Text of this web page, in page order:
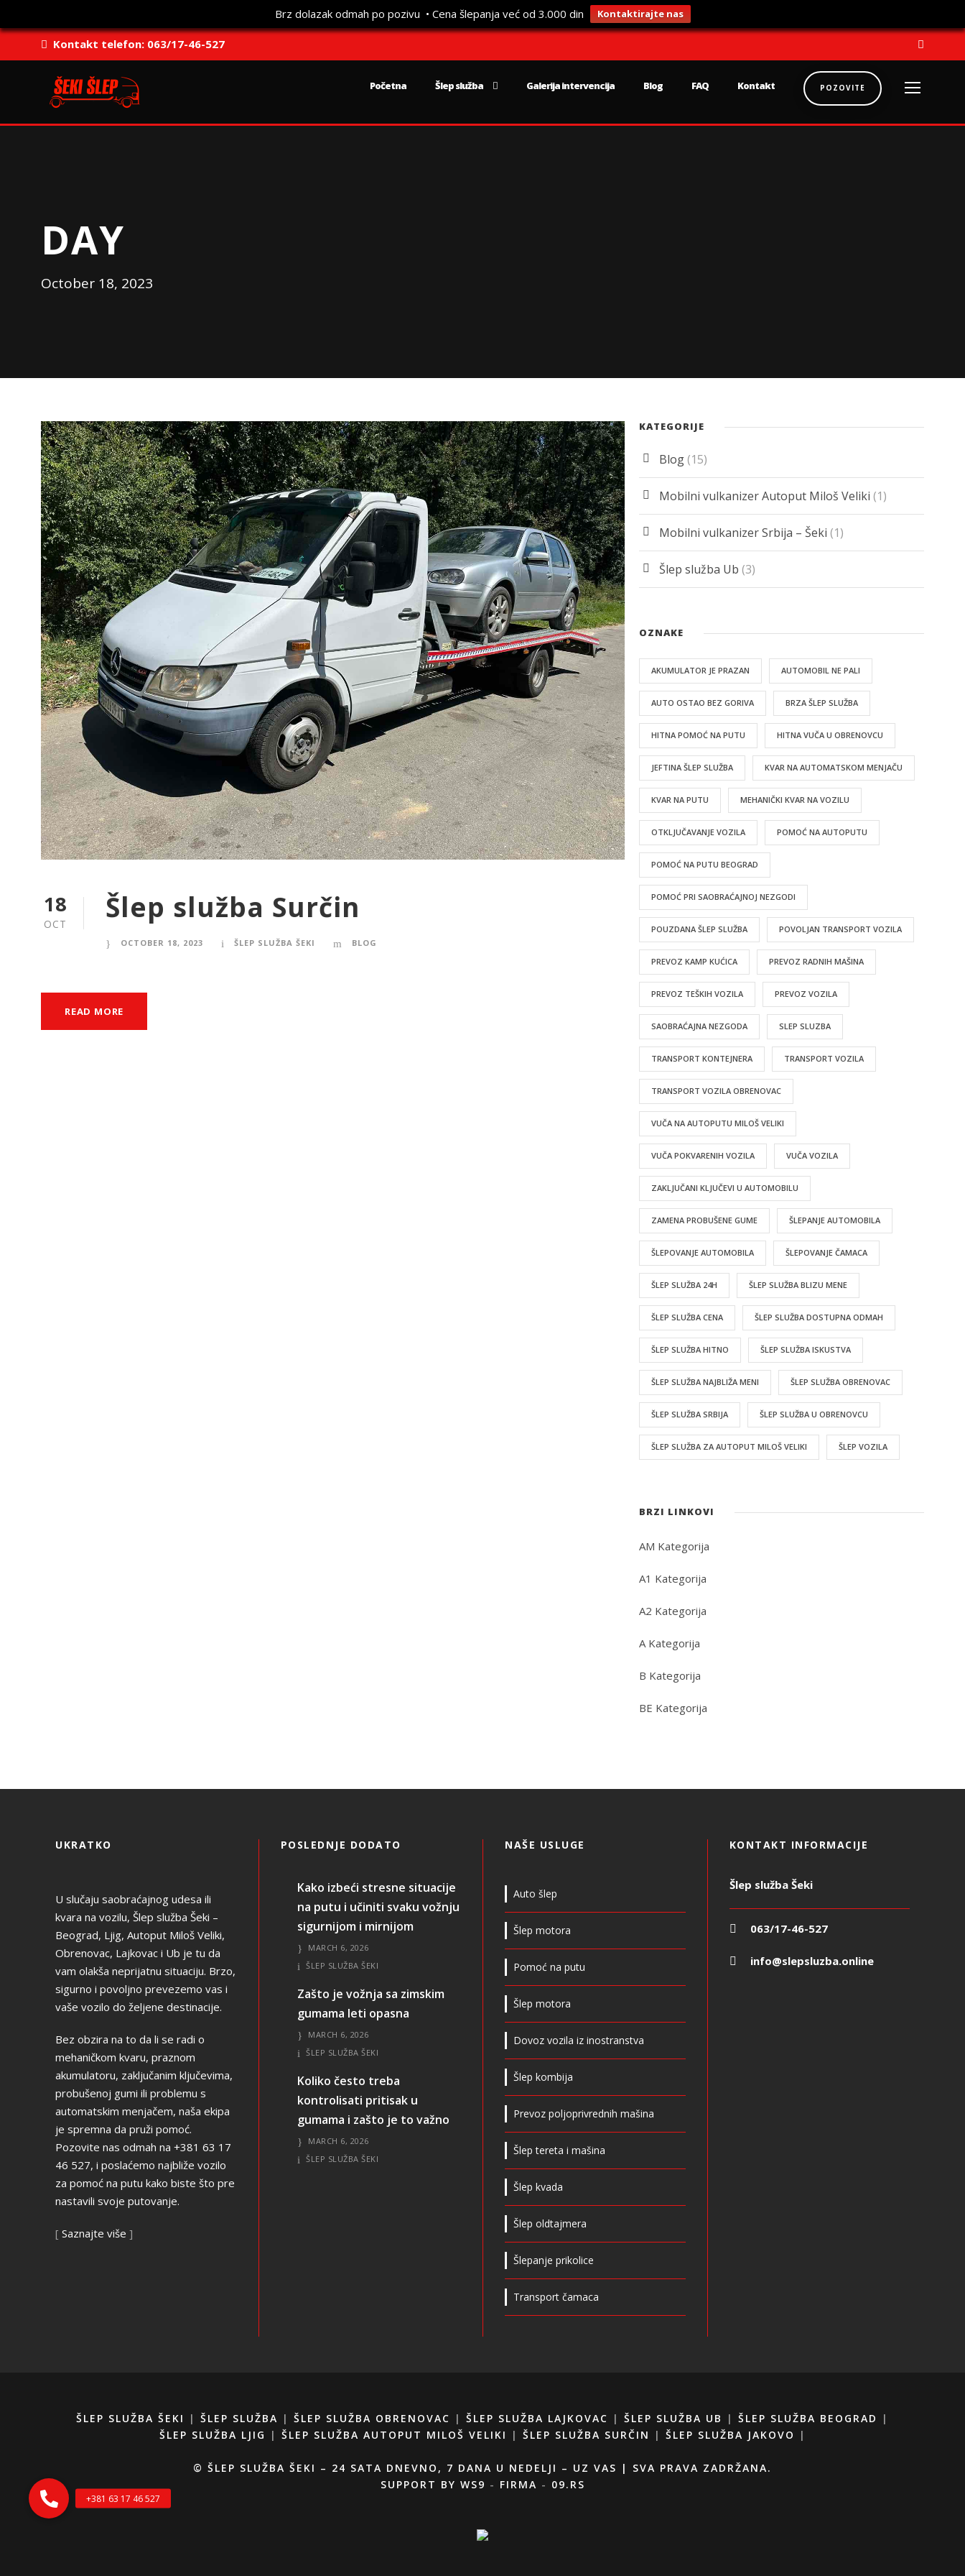
Brz dolazak odmah po pozivu • Cena šlepanja već od 3.000 din Kontaktirajte nas
Kontakt telefon: 063/17-46-527
Početna Šlep služba Galerija intervencija Blog FAQ Kontakt POZOVITE
DAY
October 18, 2023
18
OCT Šlep služba Surčin
OCTOBER 18, 2023 ŠLEP SLUŽBA ŠEKI BLOG
READ MORE
KATEGORIJE
Blog(15)
Mobilni vulkanizer Autoput Miloš Veliki (1)
Mobilni vulkanizer Srbija – Šeki (1)
Šlep služba Ub (3)
OZNAKE
AKUMULATOR JE PRAZAN AUTOMOBIL NE PALI
AUTO OSTAO BEZ GORIVA BRZA ŠLEP SLUŽBA
HITNA POMOĆ NA PUTU HITNA VUČA U OBRENOVCU
JEFTINA ŠLEP SLUŽBA KVAR NA AUTOMATSKOM MENJAČU
KVAR NA PUTU MEHANIČKI KVAR NA VOZILU
OTKLJUČAVANJE VOZILA POMOĆ NA AUTOPUTU
POMOĆ NA PUTU BEOGRAD
POMOĆ PRI SAOBRAĆAJNOJ NEZGODI
POUZDANA ŠLEP SLUŽBA POVOLJAN TRANSPORT VOZILA
PREVOZ KAMP KUĆICA PREVOZ RADNIH MAŠINA
PREVOZ TEŠKIH VOZILA PREVOZ VOZILA
SAOBRAĆAJNA NEZGODA SLEP SLUZBA
TRANSPORT KONTEJNERA TRANSPORT VOZILA
TRANSPORT VOZILA OBRENOVAC
VUČA NA AUTOPUTU MILOŠ VELIKI
VUČA POKVARENIH VOZILA VUČA VOZILA
ZAKLJUČANI KLJUČEVI U AUTOMOBILU
ZAMENA PROBUŠENE GUME ŠLEPANJE AUTOMOBILA
ŠLEPOVANJE AUTOMOBILA ŠLEPOVANJE ČAMACA
ŠLEP SLUŽBA 24H ŠLEP SLUŽBA BLIZU MENE
ŠLEP SLUŽBA CENA ŠLEP SLUŽBA DOSTUPNA ODMAH
ŠLEP SLUŽBA HITNO ŠLEP SLUŽBA ISKUSTVA
ŠLEP SLUŽBA NAJBLIŽA MENI ŠLEP SLUŽBA OBRENOVAC
ŠLEP SLUŽBA SRBIJA ŠLEP SLUŽBA U OBRENOVCU
ŠLEP SLUŽBA ZA AUTOPUT MILOŠ VELIKI ŠLEP VOZILA
BRZI LINKOVI
AM Kategorija
A1 Kategorija
A2 Kategorija
A Kategorija
B Kategorija
BE Kategorija
UKRATKO
U slučaju saobraćajnog udesa ili
kvara na vozilu, Šlep služba Šeki –
Beograd, Ljig, Autoput Miloš Veliki,
Obrenovac, Lajkovac i Ub je tu da
vam olakša neprijatnu situaciju. Brzo,
sigurno i povoljno prevezemo vas i
vaše vozilo do željene destinacije.
Bez obzira na to da li se radi o
mehaničkom kvaru, praznom
akumulatoru, zaključanim ključevima,
probušenoj gumi ili problemu s
automatskim menjačem, naša ekipa
je spremna da pruži pomoć.
Pozovite nas odmah na +381 63 17
46 527, i poslaćemo najbliže vozilo
za pomoć na putu kako biste što pre
nastavili svoje putovanje.
[ Saznajte više ]
POSLEDNJE DODATO
Kako izbeći stresne situacije
na putu i učiniti svaku vožnju
sigurnijom i mirnijom
MARCH 6, 2026
ŠLEP SLUŽBA ŠEKI
Zašto je vožnja sa zimskim
gumama leti opasna
MARCH 6, 2026
ŠLEP SLUŽBA ŠEKI
Koliko često treba
kontrolisati pritisak u
gumama i zašto je to važno
MARCH 6, 2026
ŠLEP SLUŽBA ŠEKI
NAŠE USLUGE
Auto šlep
Šlep motora
Pomoć na putu
Šlep motora
Dovoz vozila iz inostranstva
Šlep kombija
Prevoz poljoprivrednih mašina
Šlep tereta i mašina
Šlep kvada
Šlep oldtajmera
Šlepanje prikolice
Transport čamaca
KONTAKT INFORMACIJE
Šlep služba Šeki
063/17-46-527
info@slepsluzba.online
ŠLEP SLUŽBA ŠEKI | ŠLEP SLUŽBA | ŠLEP SLUŽBA OBRENOVAC | ŠLEP SLUŽBA LAJKOVAC | ŠLEP SLUŽBA UB | ŠLEP SLUŽBA BEOGRAD
|
ŠLEP SLUŽBA LJIG
| ŠLEP SLUŽBA AUTOPUT MILOŠ VELIKI | ŠLEP SLUŽBA SURČIN | ŠLEP SLUŽBA JAKOVO |
© ŠLEP SLUŽBA ŠEKI – 24 SATA DNEVNO, 7 DANA U NEDELJI – UZ VAS | SVA PRAVA ZADRŽANA.
SUPPORT BY WS9 - FIRMA - 09.RS